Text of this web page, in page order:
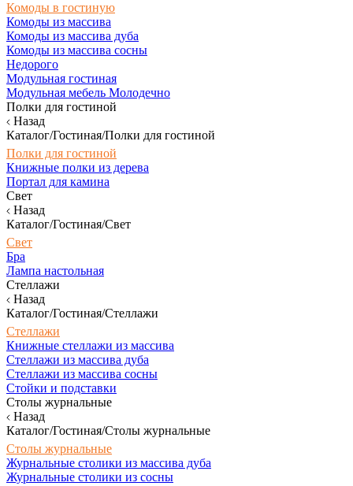
Комоды в гостиную
Комоды из массива
Комоды из массива дуба
Комоды из массива сосны
Недорого
Модульная гостиная
Модульная мебель Молодечно
Полки для гостиной
Назад
Каталог/Гостиная/Полки для гостиной
Полки для гостиной
Книжные полки из дерева
Портал для камина
Свет
Назад
Каталог/Гостиная/Свет
Свет
Бра
Лампа настольная
Стеллажи
Назад
Каталог/Гостиная/Стеллажи
Стеллажи
Книжные стеллажи из массива
Стеллажи из массива дуба
Стеллажи из массива сосны
Стойки и подставки
Столы журнальные
Назад
Каталог/Гостиная/Столы журнальные
Столы журнальные
Журнальные столики из массива дуба
Журнальные столики из сосны